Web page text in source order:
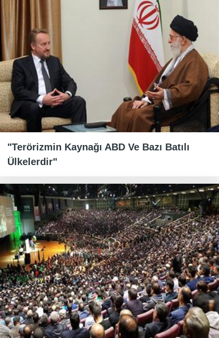
"Terörizmin Kaynağı ABD Ve Bazı Batılı
Ülkelerdir"